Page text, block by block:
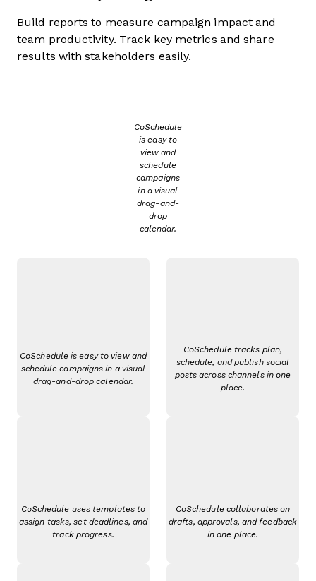
Build reports to measure campaign impact and
team productivity. Track key metrics and share
results with stakeholders easily.
CoSchedule
is easy to
view and
schedule
campaigns
in a visual
drag-and-
drop
calendar.
CoSchedule is easy to view and
schedule campaigns in a visual
drag-and-drop calendar.
CoSchedule tracks plan,
schedule, and publish social
posts across channels in one
place.
CoSchedule uses templates to
assign tasks, set deadlines, and
track progress.
CoSchedule collaborates on
drafts, approvals, and feedback
in one place.